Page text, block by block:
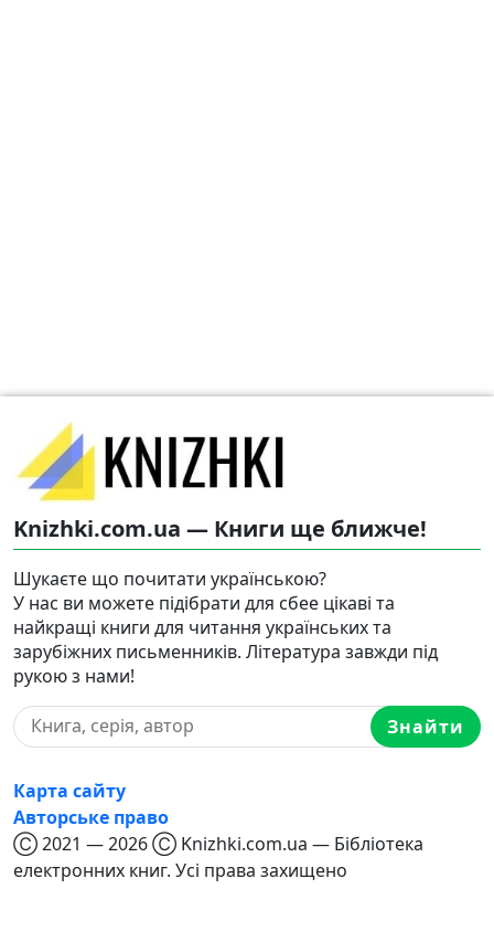
Knizhki.com.ua — Книги ще ближче!
Шукаєте що почитати українською?
У нас ви можете підібрати для сбее цікаві та
найкращі книги для читання українських та
зарубіжних письменників. Література завжди під
рукою з нами!
Знайти
Карта сайту
Авторське право
Ⓒ 2021 — 2026 Ⓒ Knizhki.com.ua — Бібліотека
електронних книг. Усі права захищено